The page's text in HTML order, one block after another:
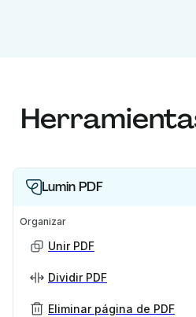
Lumin PDF
Organizar
Unir PDF
Dividir PDF
Eliminar página de PDF